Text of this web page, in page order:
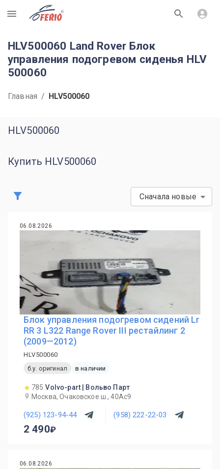
R
HLV500060 Land Rover Блок
управления подогревом сиденья HLV
500060
Главная / HLV500060
HLV500060
Купить HLV500060
Сначала новые
06.08.2026
Блок управления подогревом сидений Lr
RR 3 L322 Range Rover III рестайлинг 2
(2009—2012)
HLV500060
б.у. оригинал
в наличии
785 Volvo-part | Вольво Парт
Москва, Очаковское ш., 40Ас9
(925) 123-94-44 (958) 222-22-03
2 490
06.08.2026